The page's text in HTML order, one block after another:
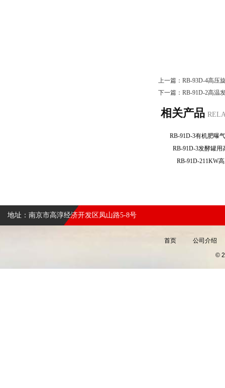
上一篇： RB-93D-4高压
下一篇： RB-91D-2高温
相关产品
RB-91D-3有机肥
RB-91D-3发酵罐
RB-91D-211KW
地址：南京市高淳经济开发区凤山路5-8号
首页 公司介绍
©